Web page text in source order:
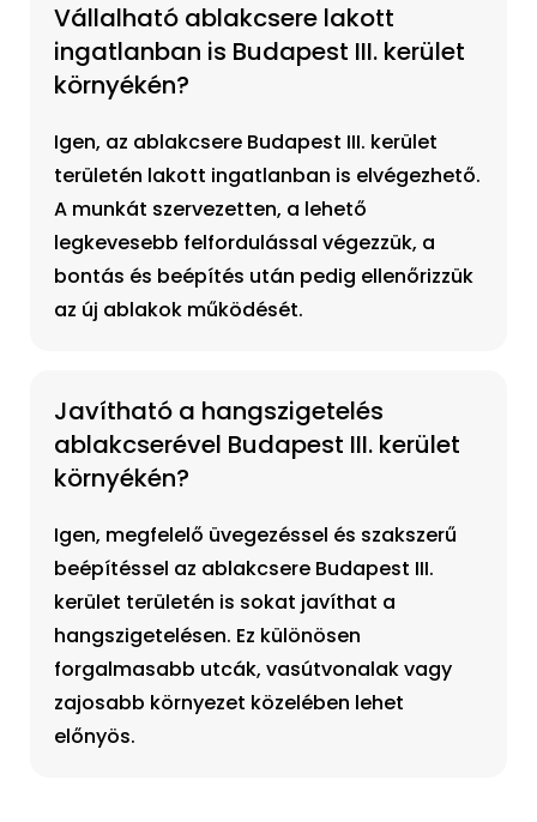
Vállalható ablakcsere lakott
ingatlanban is Budapest III. kerület
környékén?
Igen, az ablakcsere Budapest III. kerület
területén lakott ingatlanban is elvégezhető.
A munkát szervezetten, a lehető
legkevesebb felfordulással végezzük, a
bontás és beépítés után pedig ellenőrizzük
az új ablakok működését.
Javítható a hangszigetelés
ablakcserével Budapest III. kerület
környékén?
Igen, megfelelő üvegezéssel és szakszerű
beépítéssel az ablakcsere Budapest III.
kerület területén is sokat javíthat a
hangszigetelésen. Ez különösen
forgalmasabb utcák, vasútvonalak vagy
zajosabb környezet közelében lehet
előnyös.